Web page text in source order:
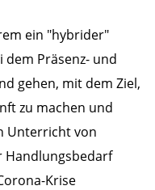
ein "hybrider"
Präsenz- und
gehen, mit dem Ziel,
zu machen und
Unterricht von
Handlungsbedarf
Krise